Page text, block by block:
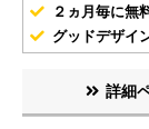
２ヵ月毎に無
グッドデザイ
詳細